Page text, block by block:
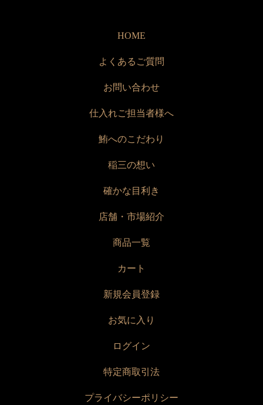
HOME
よくあるご質問
お問い合わせ
仕入れご担当者様へ
鮪へのこだわり
稲三の想い
確かな目利き
店舗・市場紹介
商品一覧
カート
新規会員登録
お気に入り
ログイン
特定商取引法
プライバシーポリシー